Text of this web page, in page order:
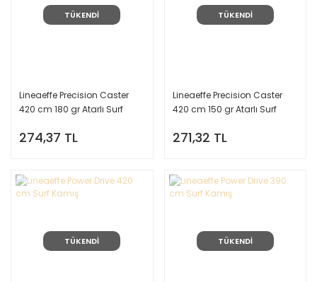
TÜKENDİ
Lineaeffe Precision Caster
420 cm 180 gr Atarlı Surf
274,37 TL
TÜKENDİ
Lineaeffe Precision Caster
420 cm 150 gr Atarlı Surf
271,32 TL
TÜKENDİ TÜKENDİ